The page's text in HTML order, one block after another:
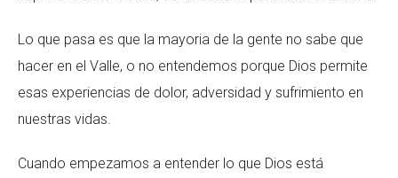
Lo que pasa es que la mayoria de la gente no sabe que
hacer en el Valle, o no entendemos porque Dios permite
esas experiencias de dolor, adversidad y sufrimiento en
nuestras vidas.
Cuando empezamos a entender lo que Dios está